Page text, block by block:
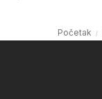
Početak